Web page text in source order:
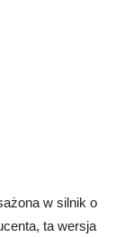
w silnik o
ta wersja